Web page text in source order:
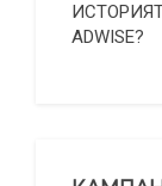
ADWISE?